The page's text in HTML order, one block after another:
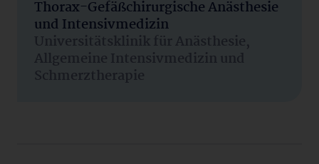
Thorax-Gefäßchirurgische Anästhesie
und Intensivmedizin
Universitätsklinik für Anästhesie,
Allgemeine Intensivmedizin und
Schmerztherapie